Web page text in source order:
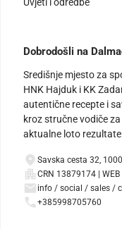
Dobrodošli na
Središnje mjesto za
HNK Hajduk i KK
autentične recepte i
kroz stručne vodiče
aktualne loto
Savska cesta 32,
CRN 13879174 | WEB
info / social / sales /
+385998705760